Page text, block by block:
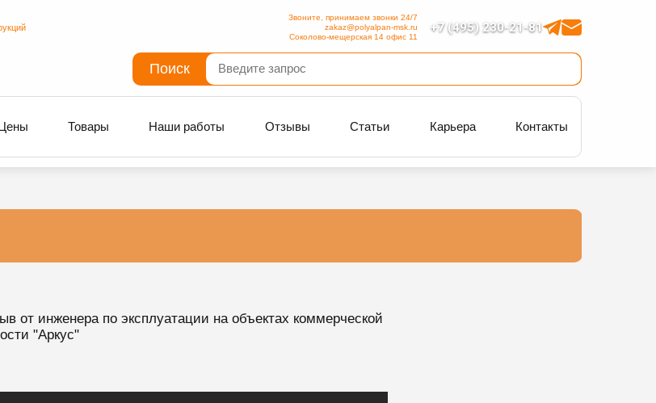
+7 (495) 230-21-81
Звоните, принимаем звонки 24/7
zakaz@polyalpan-msk.ru
Соколово-мещерская 14 офис 11
Поиск
Товары Наши работы Отзывы Статьи Карьера Контакты
от инженера по эксплуатации на объектах коммерческой
"Аркус"